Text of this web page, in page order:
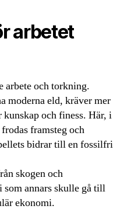
arbetet
arbete och torkning.
moderna eld, kräver mer
kunskap och finess. Här, i
framsteg och
bidrar till en fossilfri
skogen och
annars skulle gå till
ekonomi.